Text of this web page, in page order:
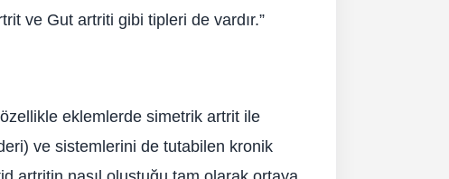
ve Gut artriti gibi tipleri de vardır.”
eklemlerde simetrik artrit ile
ve sistemlerini de tutabilen kronik